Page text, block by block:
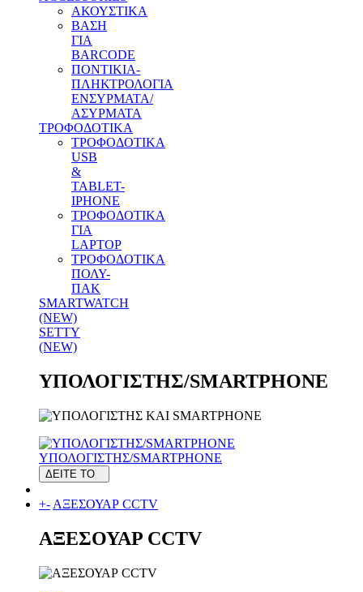
ΑΚΟΥΣΤΙΚΑ
ΒΑΣΗ
ΓΙΑ
BARCODE
ΠΟΝΤΙΚΙΑ-
ΠΛΗΚΤΡΟΛΟΓΙΑ
ΕΝΣΥΡΜΑΤΑ/
ΑΣΥΡΜΑΤΑ
ΤΡΟΦΟΔΟΤΙΚΑ
ΤΡΟΦΟΔΟΤΙΚΑ
USB
&
TABLET-
IPHONE
ΤΡΟΦΟΔΟΤΙΚΑ
ΓΙΑ
LAPTOP
ΤΡΟΦΟΔΟΤΙΚΑ
ΠΟΛΥ-
ΠΑΚ
SMARTWATCH
(NEW)
SETTY
(NEW)
ΥΠΟΛΟΓΙΣΤΗΣ/SMARTPHONE
ΥΠΟΛΟΓΙΣΤΗΣ/SMARTPHONE
ΔΕΙΤΕ ΤΟ
+- ΑΞΕΣΟΥΑΡ CCTV
ΑΞΕΣΟΥΑΡ CCTV